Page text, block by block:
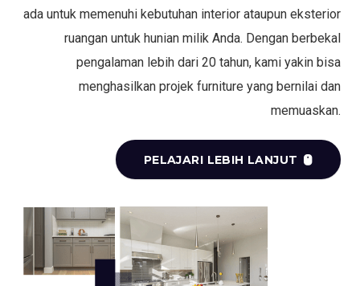
ada untuk memenuhi kebutuhan interior ataupun eksterior
ruangan untuk hunian milik Anda. Dengan berbekal
pengalaman lebih dari 20 tahun, kami yakin bisa
menghasilkan projek furniture yang bernilai dan
memuaskan.
PELAJARI LEBIH LANJUT